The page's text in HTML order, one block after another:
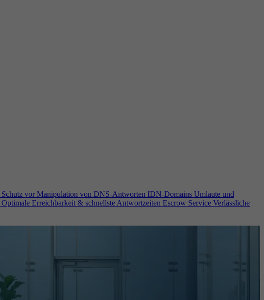
Schutz vor Manipulation von DNS-Antworten IDN-Domains Umlaute und
Optimale Erreichbarkeit & schnellste Antwortzeiten Escrow Service Verlässliche